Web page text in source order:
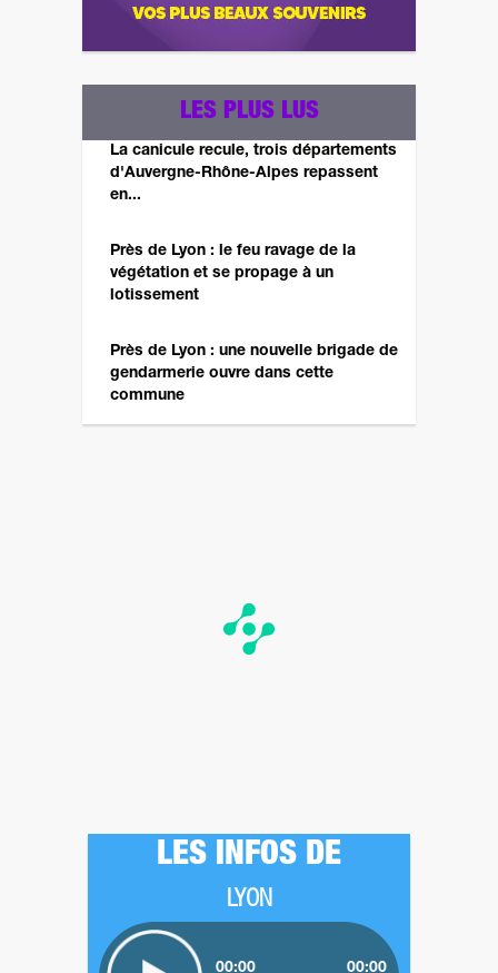
LES PLUS LUS
La canicule recule, trois départements
d'Auvergne-Rhône-Alpes repassent
en...
Près de Lyon : le feu ravage de la
végétation et se propage à un
lotissement
Près de Lyon : une nouvelle brigade de
gendarmerie ouvre dans cette
commune
LES INFOS DE
LYON
00:00 00:00